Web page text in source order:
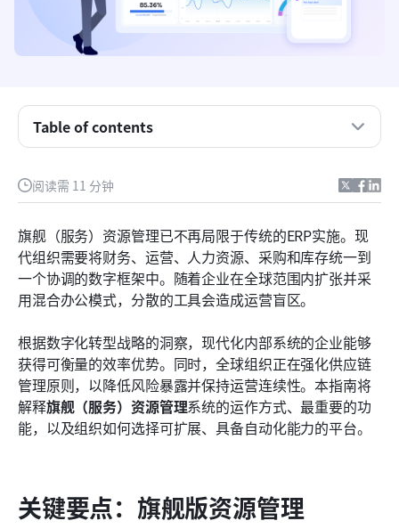
阅读需 11 分钟
旗舰（服务）资源管理已不再局限于传统的ERP实施。现
代组织需要将财务、运营、人力资源、采购和库存统一到
一个协调的数字框架中。随着企业在全球范围内扩张并采
用混合办公模式，分散的工具会造成运营盲区。
根据数字化转型战略的洞察，现代化内部系统的企业能够
获得可衡量的效率优势。同时，全球组织正在强化供应链
管理原则，以降低风险暴露并保持运营连续性。本指南将
解释旗舰（服务）资源管理系统的运作方式、最重要的功
能，以及组织如何选择可扩展、具备自动化能力的平台。
关键要点：旗舰版资源管理
Table of contents
什么是旗舰（服务）资源管理系统？
什么是ERP和EPM？
企业实施ERM有哪些好处？
旗舰（服务）资源管理系统的实施策略
认识 Lark：统一平台，简化资源工作流程
如何选择合适的ERM软件
旗舰（服务）资源管理的未来
结论
常见问题
相关阅读